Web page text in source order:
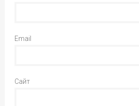
Email
Сайт